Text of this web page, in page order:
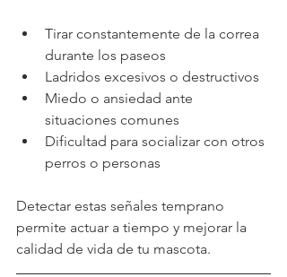
Tirar constantemente de la correa
durante los paseos
Ladridos excesivos o destructivos
Miedo o ansiedad ante
situaciones comunes
Dificultad para socializar con otros
perros o personas
Detectar estas señales temprano
permite actuar a tiempo y mejorar la
calidad de vida de tu mascota.